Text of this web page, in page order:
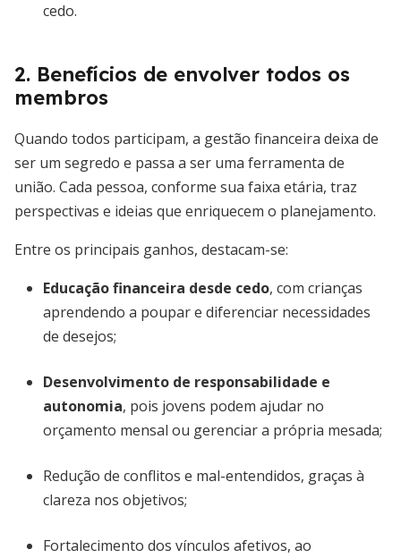
cedo.
2. Benefícios de envolver todos os
membros
Quando todos participam, a gestão financeira deixa de
ser um segredo e passa a ser uma ferramenta de
união. Cada pessoa, conforme sua faixa etária, traz
perspectivas e ideias que enriquecem o planejamento.
Entre os principais ganhos, destacam-se:
Educação financeira desde cedo, com crianças
aprendendo a poupar e diferenciar necessidades
de desejos;
Desenvolvimento de responsabilidade e
autonomia, pois jovens podem ajudar no
orçamento mensal ou gerenciar a própria mesada;
Redução de conflitos e mal-entendidos, graças à
clareza nos objetivos;
Fortalecimento dos vínculos afetivos, ao